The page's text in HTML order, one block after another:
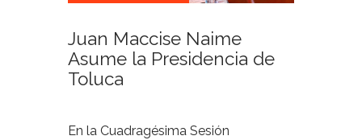
Juan Maccise Naime
Asume la Presidencia de
Toluca
En la Cuadragésima Sesión